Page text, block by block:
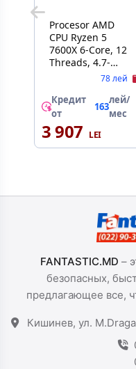
Procesor AMD
CPU Ryzen 5
7600X 6-Core, 12
Threads, 4.7-
5.3GHz, Unlocked,
Graphics, 6MB L2
Cache, 32MB L3
Cache, AM5, No
Cooler, BOX (100-
100000593WOF)
78 лей
Кредит
от
163
лей/
мес
3 907
FANTASTIC.MD –
безопасных,
предлагающее все,
Кишинев, ул.